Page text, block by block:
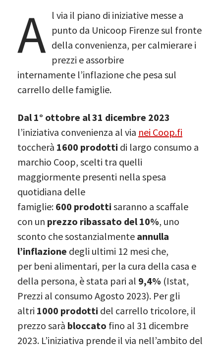
A l via il piano di iniziative messe a
punto da Unicoop Firenze sul fronte
della convenienza, per calmierare i
prezzi e assorbire
internamente l’inflazione che pesa sul
carrello delle famiglie.
Dal 1° ottobre al 31 dicembre 2023
l’iniziativa convenienza al via nei Coop.fi
toccherà 1600 prodotti di largo consumo a
marchio Coop, scelti tra quelli
maggiormente presenti nella spesa
quotidiana delle
famiglie: 600 prodotti saranno a scaffale
con un prezzo ribassato del 10%, uno
sconto che sostanzialmente annulla
l’inflazione degli ultimi 12 mesi che,
per beni alimentari, per la cura della casa e
della persona, è stata pari al 9,4% (Istat,
Prezzi al consumo Agosto 2023). Per gli
altri 1000 prodotti del carrello tricolore, il
prezzo sarà bloccato fino al 31 dicembre
2023. L’iniziativa prende il via nell’ambito del